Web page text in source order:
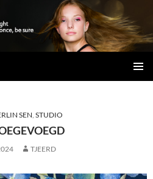
SEN, STUDIO
TJEERD